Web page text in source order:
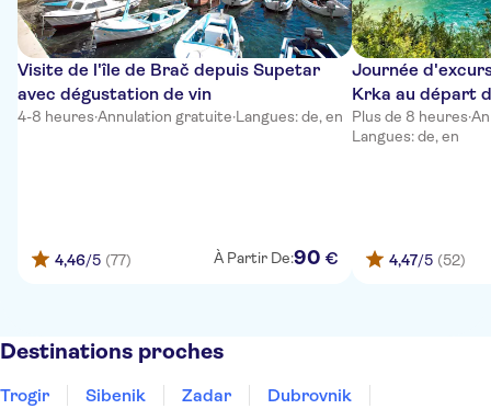
Visite de l'île de Brač depuis Supetar
avec dégustation de vin
4-8 heures·Annulation gratuite·Langues: de, en
4,46/5 (77) À Partir De:90 €
Journée
Krka au départ
Plus de 8 heures·
Langues: de, en
4,47/5 (52)
Destinations proches
Trogir Sibenik Zadar
Dubrovnik